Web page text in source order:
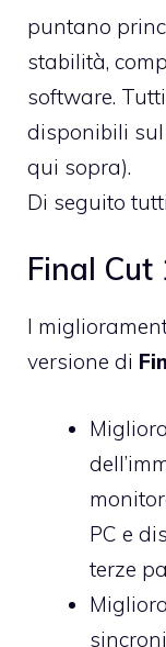
puntano
stabilità,
software.
disponibili sul
qui sopra).
Di seguito
Final Cut
I
versione di
PC e
terze